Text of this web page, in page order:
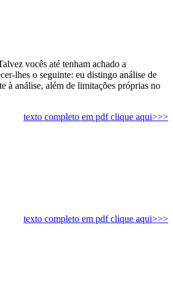
vocês até tenham achado a
lhes o seguinte: eu distingo análise de
à análise, além de limitações próprias no
texto completo em pdf clique aqui>>>
texto completo em pdf clique aqui>>>